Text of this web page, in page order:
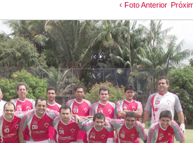
‹ Foto Anterior